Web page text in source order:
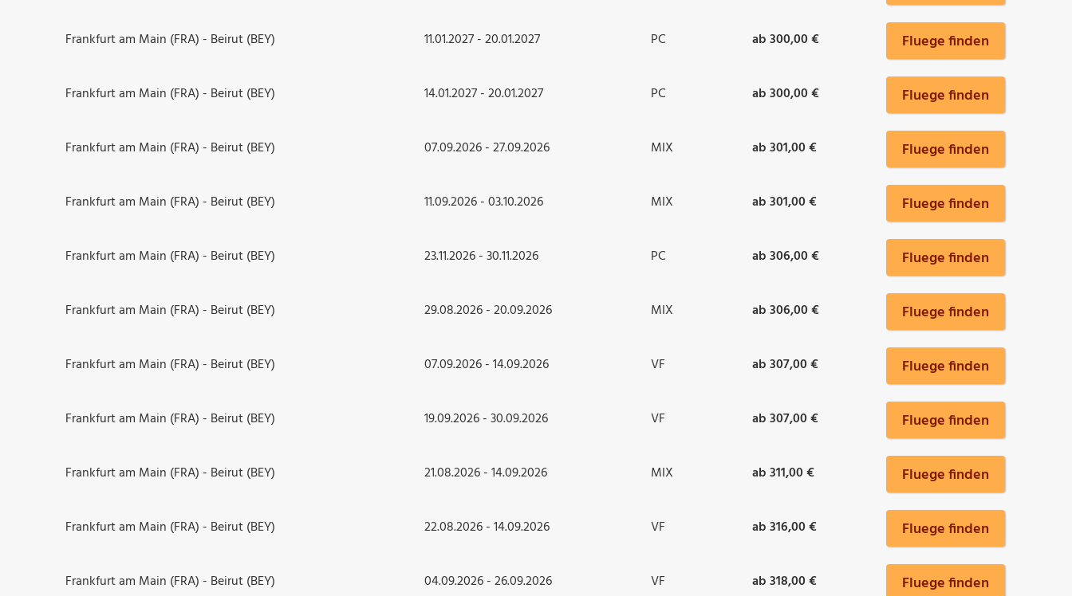
Frankfurt am Main (FRA) - Beirut (BEY) 11.01.2027 - 20.01.2027 PC ab 300,00 € Fluege finden
Frankfurt am Main (FRA) - Beirut (BEY) 14.01.2027 - 20.01.2027 PC ab 300,00 € Fluege finden
Frankfurt am Main (FRA) - Beirut (BEY) 07.09.2026 - 27.09.2026 MIX ab 301,00 € Fluege finden
Frankfurt am Main (FRA) - Beirut (BEY) 11.09.2026 - 03.10.2026 MIX ab 301,00 € Fluege finden
Frankfurt am Main (FRA) - Beirut (BEY) 23.11.2026 - 30.11.2026 PC ab 306,00 € Fluege finden
Frankfurt am Main (FRA) - Beirut (BEY) 29.08.2026 - 20.09.2026 MIX ab 306,00 € Fluege finden
Frankfurt am Main (FRA) - Beirut (BEY) 07.09.2026 - 14.09.2026 VF ab 307,00 € Fluege finden
Frankfurt am Main (FRA) - Beirut (BEY) 19.09.2026 - 30.09.2026 VF ab 307,00 € Fluege finden
Frankfurt am Main (FRA) - Beirut (BEY) 21.08.2026 - 14.09.2026 MIX ab 311,00 € Fluege finden
Frankfurt am Main (FRA) - Beirut (BEY) 22.08.2026 - 14.09.2026 VF ab 316,00 € Fluege finden
Frankfurt am Main (FRA) - Beirut (BEY) 04.09.2026 - 26.09.2026 VF ab 318,00 € Fluege finden